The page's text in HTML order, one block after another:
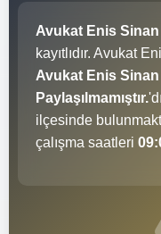
Avukat Enis
kayıtlıdır. Avukat
Avukat Enis
Paylaşılmamıştır.
ilçesinde
çalışma saatleri